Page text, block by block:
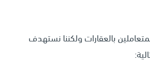
بالعقارات ولكننا نستهدف